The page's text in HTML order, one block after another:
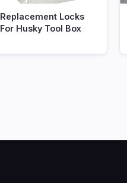
Replacement Locks
For Husky Tool Box